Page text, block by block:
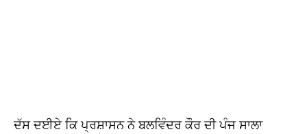
ਦੱਸ ਦਈਏ ਕਿ ਪ੍ਰਸ਼ਾਸਨ ਨੇ ਬਲਵਿੰਦਰ ਕੌਰ ਦੀ ਪੰਜ ਸਾਲਾ